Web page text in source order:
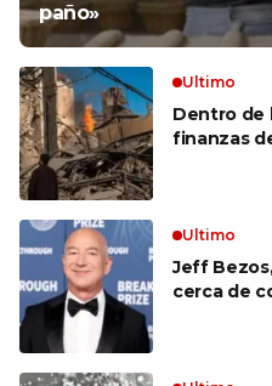
paño»
Ultimo
Dentro de
finanzas
Ultimo
Jeff
cerca de